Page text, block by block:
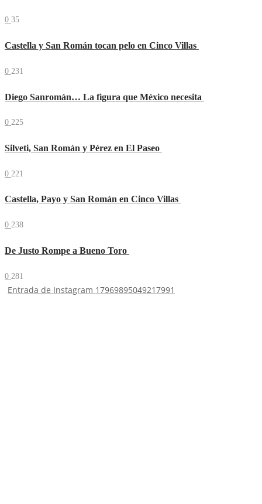
0 35
Castella y San Román tocan pelo en Cinco Villas
0 231
Diego Sanromán… La figura que México necesita
0 225
Silveti, San Román y Pérez en El Paseo
0 221
Castella, Payo y San Román en Cinco Villas
0 238
De Justo Rompe a Bueno Toro
0 281
Entrada de Instagram 17969895049217991